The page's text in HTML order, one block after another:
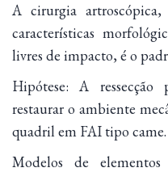
A cirurgia
características
livres de impacto, é o
Hipótese: A ressecção
restaurar o ambiente
quadril em FAI tipo came.
Modelos de